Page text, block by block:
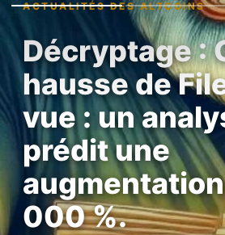
ACTUALITÉS DES ALTCOINS
Décryptage :
hausse de
vue : un
prédit une
000 %.